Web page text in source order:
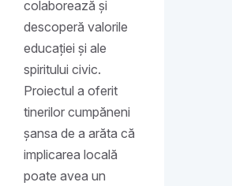
colaborează și
descoperă valorile
educației și ale
spiritului civic.
Proiectul a oferit
tinerilor cumpăneni
șansa de a arăta că
implicarea locală
poate avea un